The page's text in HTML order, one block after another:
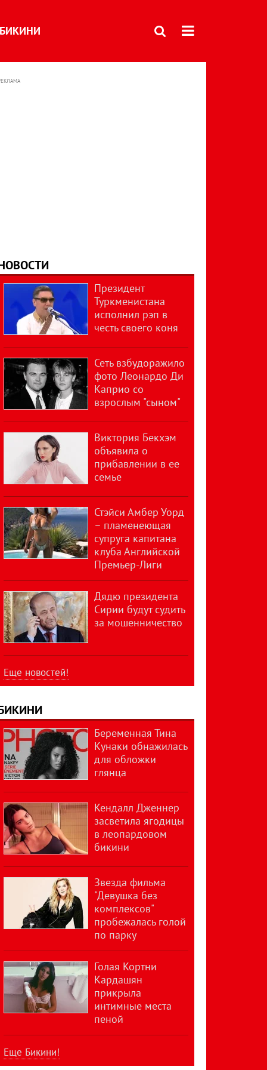
БИКИНИ
Президент
Туркменистана
исполнил рэп в
честь своего коня
Сеть взбудоражило
фото Леонардо Ди
Каприо со
взрослым "сыном"
Виктория Бекхэм
объявила о
прибавлении в ее
семье
Стэйси Амбер Уорд
– пламенеющая
супруга капитана
клуба Английской
Премьер-Лиги
Дядю президента
Сирии будут судить
за мошенничество
Еще новостей!
Беременная Тина
Кунаки обнажилась
для обложки
глянца
Кендалл Дженнер
засветила ягодицы
в леопардовом
бикини
Звезда фильма
"Девушка без
комплексов"
пробежалась голой
по парку
Голая Кортни
Кардашян
прикрыла
интимные места
пеной
Еще Бикини!